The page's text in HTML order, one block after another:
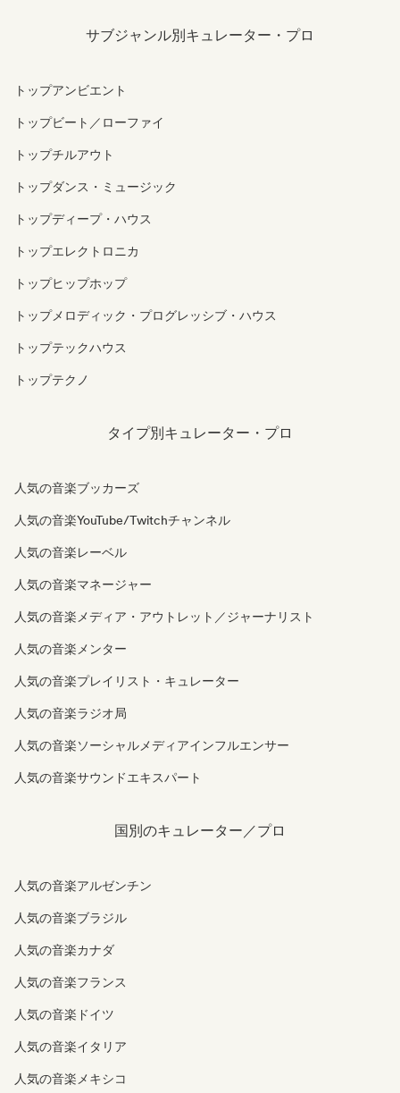
サブジャンル別キュレーター・プロ
トップアンビエント
トップビート／ローファイ
トップチルアウト
トップダンス・ミュージック
トップディープ・ハウス
トップエレクトロニカ
トップヒップホップ
トップメロディック・プログレッシブ・ハウス
トップテックハウス
トップテクノ
タイプ別キュレーター・プロ
人気の音楽ブッカーズ
人気の音楽YouTube/Twitchチャンネル
人気の音楽レーベル
人気の音楽マネージャー
人気の音楽メディア・アウトレット／ジャーナリスト
人気の音楽メンター
人気の音楽プレイリスト・キュレーター
人気の音楽ラジオ局
人気の音楽ソーシャルメディアインフルエンサー
人気の音楽サウンドエキスパート
国別のキュレーター／プロ
人気の音楽アルゼンチン
人気の音楽ブラジル
人気の音楽カナダ
人気の音楽フランス
人気の音楽ドイツ
人気の音楽イタリア
人気の音楽メキシコ